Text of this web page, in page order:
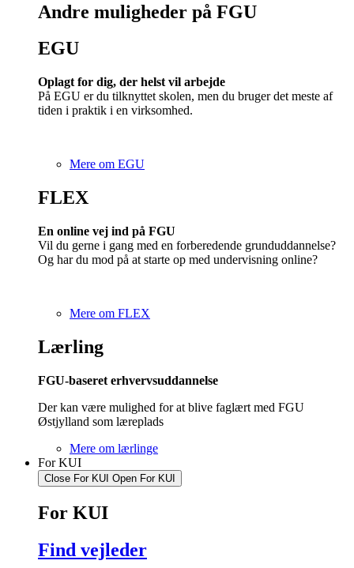
Andre muligheder på FGU
EGU​
Oplagt for dig, der helst vil arbejde
På EGU er du tilknyttet skolen, men du bruger det meste af
tiden i praktik i en virksomhed.
Mere om EGU
FLEX
En online vej ind på FGU
Vil du gerne i gang med en forberedende grunduddannelse?
Og har du mod på at starte op med undervisning online?
Mere om FLEX
Lærling
FGU-baseret erhvervsuddannelse
Der kan være mulighed for at blive faglært med FGU
Østjylland som læreplads
Mere om lærlinge
For KUI
Close For KUI Open For KUI
For KUI
Find vejleder